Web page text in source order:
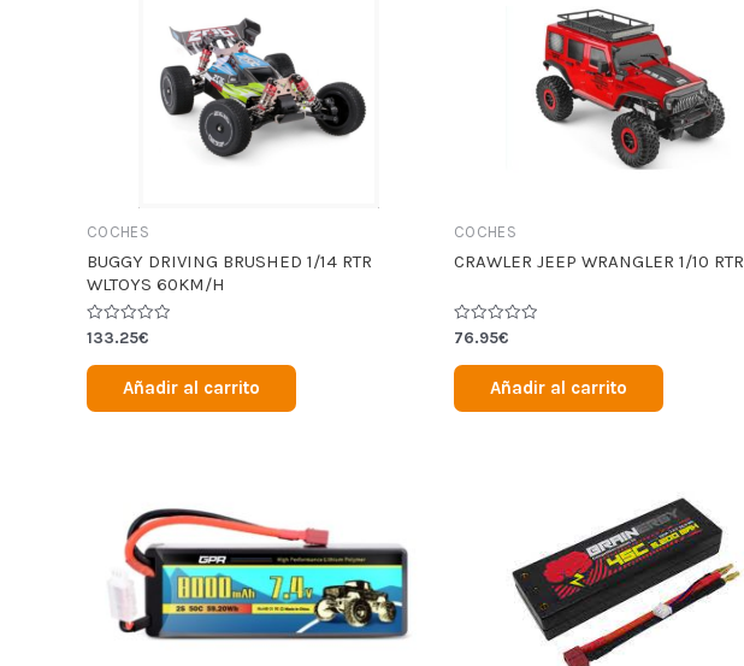
COCHES
BUGGY DRIVING BRUSHED 1/14 RTR
WLTOYS 60KM/H
Valorado
0
de
133.25€
Añadir al carrito
COCHES
CRAWLER JEEP WRANGLER 1/10 RTR
Valorado
0
de
76.95€
Añadir al carrito